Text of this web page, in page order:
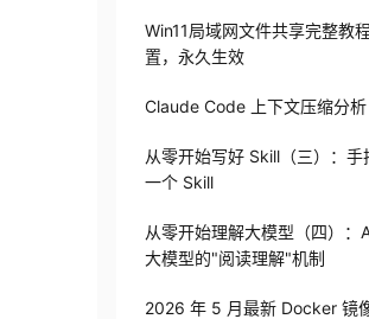
Win11局域网文件共享完整教
置，永久生效
Claude Code 上下文压缩分析
从零开始写好 Skill（三）：手
一个 Skill
从零开始理解大模型（四）
大模型的"阅读理解"机制
2026 年 5 月最新 Docker 镜